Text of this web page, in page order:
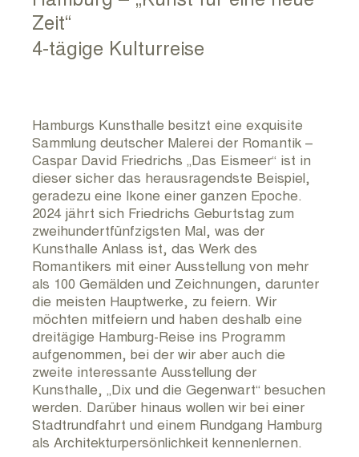
RUNDUM KULTUR ARCHIV
KONTAKT
Zeit“
4-tägige Kulturreise
Hamburgs Kunsthalle besitzt eine exquisite
Sammlung deutscher Malerei der Romantik –
Caspar David Friedrichs „Das Eismeer“ ist in
dieser sicher das herausragendste Beispiel,
geradezu eine Ikone einer ganzen Epoche.
2024 jährt sich Friedrichs Geburtstag zum
zweihundertfünfzigsten Mal, was der
Kunsthalle Anlass ist, das Werk des
Romantikers mit einer Ausstellung von mehr
als 100 Gemälden und Zeichnungen, darunter
die meisten Hauptwerke, zu feiern. Wir
möchten mitfeiern und haben deshalb eine
dreitägige Hamburg-Reise ins Programm
aufgenommen, bei der wir aber auch die
zweite interessante Ausstellung der
Kunsthalle, „Dix und die Gegenwart“ besuchen
werden. Darüber hinaus wollen wir bei einer
Stadtrundfahrt und einem Rundgang Hamburg
als Architekturpersönlichkeit kennenlernen.